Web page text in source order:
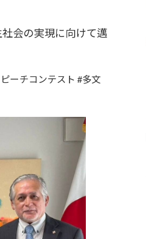
会の実現に向けて邁
ーチコンテスト #多文